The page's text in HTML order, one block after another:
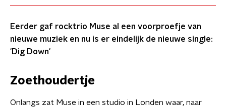
Eerder gaf rocktrio Muse al een voorproefje van
nieuwe muziek en nu is er eindelijk de nieuwe single:
'Dig Down'
Zoethoudertje
Onlangs zat Muse in een studio in Londen waar, naar